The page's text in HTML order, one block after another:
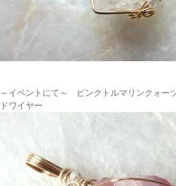
～イベントにて～ ピンクトルマリンクォ
ドワイヤー